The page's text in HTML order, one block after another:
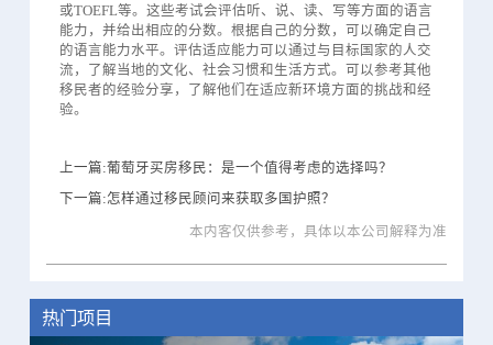
或TOEFL等。这些考试会评估听、说、读、写等方面的语言
能力，并给出相应的分数。根据自己的分数，可以确定自己
的语言能力水平。评估适应能力可以通过与目标国家的人交
流，了解当地的文化、社会习惯和生活方式。可以参考其他
移民者的经验分享，了解他们在适应新环境方面的挑战和经
验。
上一篇:葡萄牙买房移民：是一个值得考虑的选择吗？
下一篇:怎样通过移民顾问来获取多国护照？
本内客仅供参考，具体以本公司解释为准
热门项目